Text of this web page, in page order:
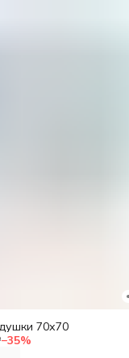
−35%
70х70